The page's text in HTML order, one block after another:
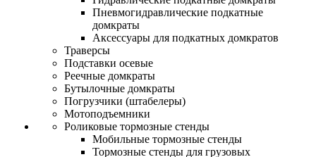
Пневмогидравлические подкатные
домкраты
Аксессуары для подкатных домкратов
Траверсы
Подставки осевые
Реечные домкраты
Бутылочные домкраты
Погрузчики (штабелеры)
Мотоподъемники
Роликовые тормозные стенды
Мобильные тормозные стенды
Тормозные стенды для грузовых